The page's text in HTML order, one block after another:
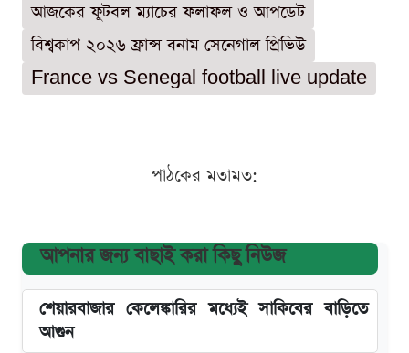
আজকের ফুটবল ম্যাচের ফলাফল ও আপডেট
বিশ্বকাপ ২০২৬ ফ্রান্স বনাম সেনেগাল প্রিভিউ
France vs Senegal football live update
পাঠকের মতামত:
আপনার জন্য বাছাই করা কিছু নিউজ
শেয়ারবাজার কেলেঙ্কারির মধ্যেই সাকিবের বাড়িতে
আগুন